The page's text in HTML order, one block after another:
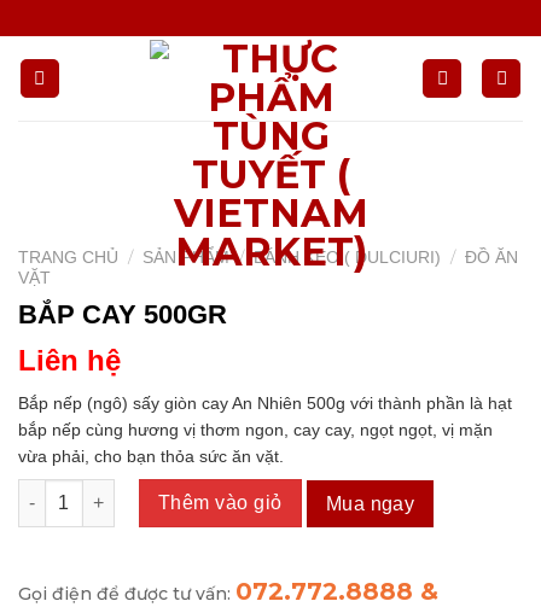
dung
TRANG CHỦ / SẢN PHẨM / BÁNH KẸO ( DULCIURI) / ĐỒ ĂN
VẶT
BẮP CAY 500GR
Liên hệ
Bắp nếp (ngô) sấy giòn cay An Nhiên 500g với thành phần là hạt
bắp nếp cùng hương vị thơm ngon, cay cay, ngọt ngọt, vị mặn
vừa phải, cho bạn thỏa sức ăn vặt.
BẮP CAY 500GR số lượng
Thêm vào giỏ Mua ngay
Gọi điện để được tư vấn: 072.772.8888 &